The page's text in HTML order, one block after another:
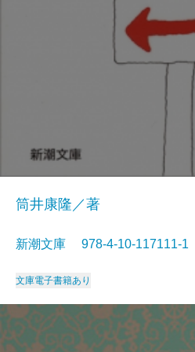
筒井康隆／著
新潮文庫 978-4-10-
文庫電子書籍あり